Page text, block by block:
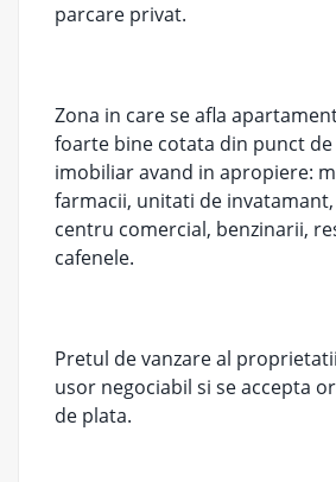
parcare privat.
Zona in care se afla
foarte bine cotata din punct
imobiliar avand in apropiere:
farmacii, unitati de
centru comercial, benzinarii,
cafenele.
Pretul de vanzare al
usor negociabil si se accepta
de plata.